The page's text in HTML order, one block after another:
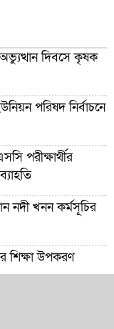
দিবসে কৃষক
পরিষদ নির্বাচনে
পরীক্ষার্থীর
নদী খনন কর্মসূচির
শিক্ষা উপকরণ